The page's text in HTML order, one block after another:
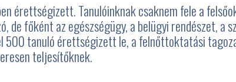
érettségizett. Tanulóinknak csaknem fele a
főként az egészségügy, a belügyi rendészet, a
500 tanuló érettségizett le, a felnőttoktatási
teljesítőknek.